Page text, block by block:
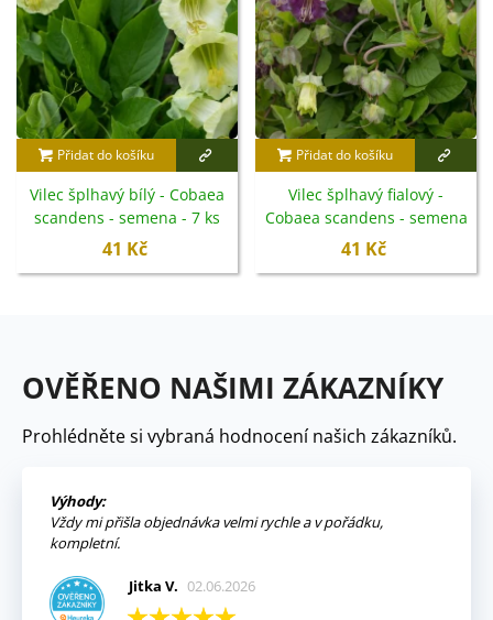
Přidat do košíku
Vilec šplhavý bílý - Cobaea
scandens - semena - 7 ks
41 Kč
Přidat do košíku
Vilec šplhavý fialový -
Cobaea scandens - semena
- 7 ks
41 Kč
OVĚŘENO NAŠIMI ZÁKAZNÍKY
Prohlédněte si vybraná hodnocení našich zákazníků.
Výhody:
Vždy mi přišla objednávka velmi rychle a v pořádku,
kompletní.
Jitka V. 02.06.2026